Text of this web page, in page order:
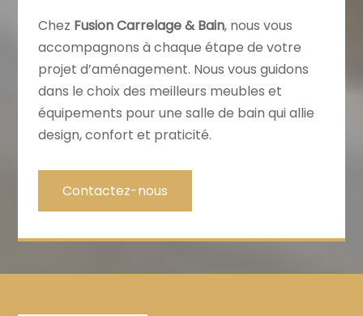
Chez Fusion Carrelage & Bain, nous vous
accompagnons à chaque étape de votre
projet d’aménagement. Nous vous guidons
dans le choix des meilleurs meubles et
équipements pour une salle de bain qui allie
design, confort et praticité.
Contactez-nous